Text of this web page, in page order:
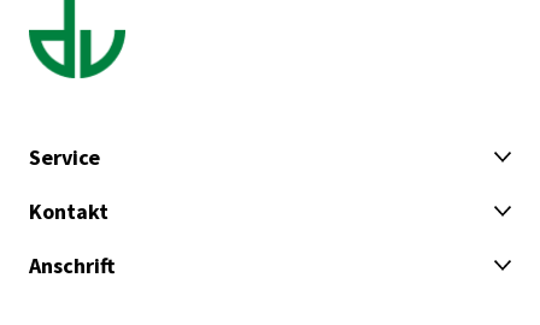
Service
Kontakt
Anschrift